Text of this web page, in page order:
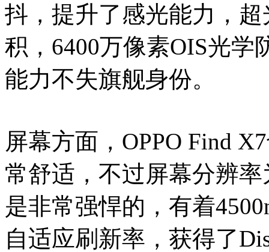
抖，提升了感光能力，
积，6400万像素OIS光
能力不失旗舰身份。
屏幕方面，OPPO Find
常舒适，不过屏幕分辨
是非常强悍的，有着
自适应刷新率，获得了